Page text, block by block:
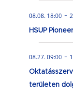
08.08. 18:00 -
HSUP
08.27. 09:00 -
területen